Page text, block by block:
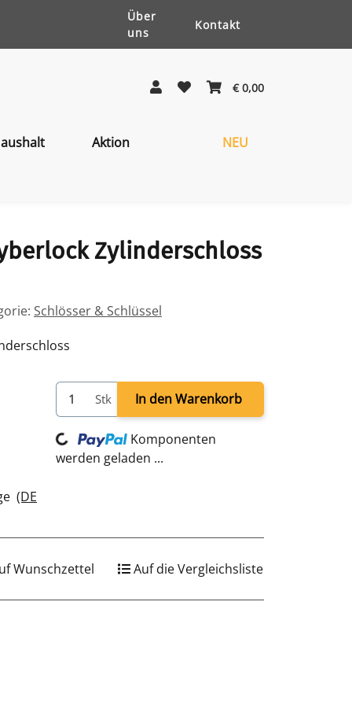
Über
uns
Kontakt
€ 0,00
Aktion NEU
Zylinderschloss
Schlösser & Schlüssel
(DE
Stk In den Warenkorb
Loading...
Komponenten
werden geladen ...
Wunschzettel Auf die Vergleichsliste